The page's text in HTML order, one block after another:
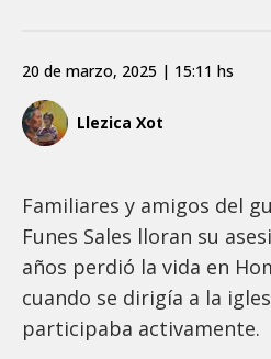
Llezica Xot
20 de marzo, 2025 | 15:11 hs
Familiares y amigos del
Funes Sales lloran su
años perdió la vida en
cuando se dirigía a la
participaba activamente.